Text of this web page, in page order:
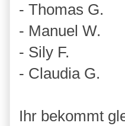
- Thomas G.
- Manuel W.
- Sily F.
- Claudia G.
Ihr bekommt